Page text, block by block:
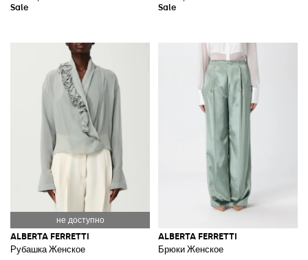
ALBERTA FERRETTI
Рубашка Женское
ALBERTA FERRETTI
Брюки Женское